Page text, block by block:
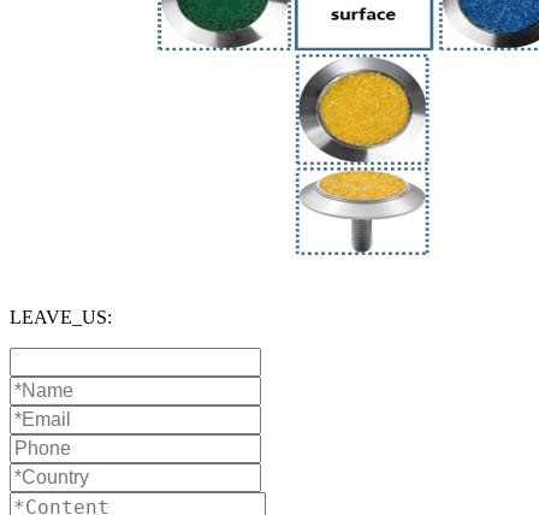
LEAVE_US: